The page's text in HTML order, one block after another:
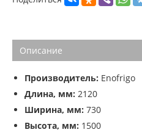
Описание
Производитель: Enofrigo
Длина, мм: 2120
Ширина, мм: 730
Высота, мм: 1500